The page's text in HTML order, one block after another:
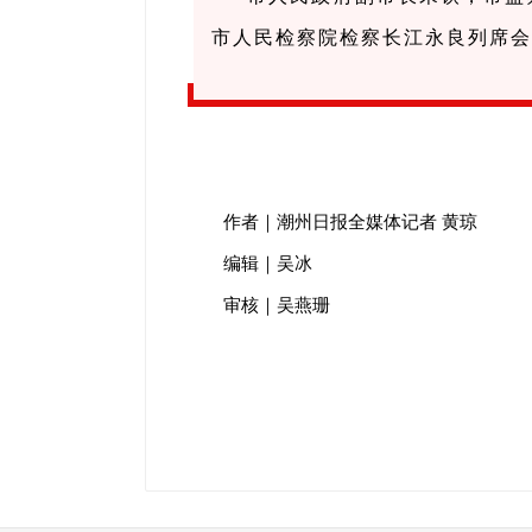
市人民检察院检察长江永良列席
作者｜潮州日报全媒体记者 黄琼
编辑｜吴冰
审核｜吴燕珊